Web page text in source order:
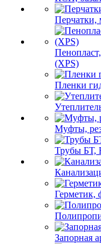
Перчатки,
(XPS)
Пленки
Муфты,
Трубы БТ,
Герметик,
Запорная